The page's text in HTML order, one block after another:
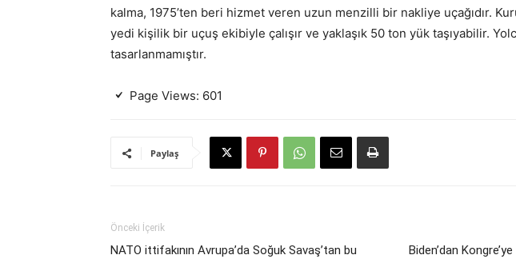
kalma, 1975’ten beri hizmet veren uzun menzilli bir nakliye uçağıdır.
yedi kişilik bir uçuş ekibiyle çalışır ve yaklaşık 50 ton yük taşıyabilir.
tasarlanmamıştır.
Page Views: 601
Paylaş
Önceki İçerik
NATO ittifakının Avrupa’da Soğuk Savaş’tan bu
Biden’dan Kongre’ye